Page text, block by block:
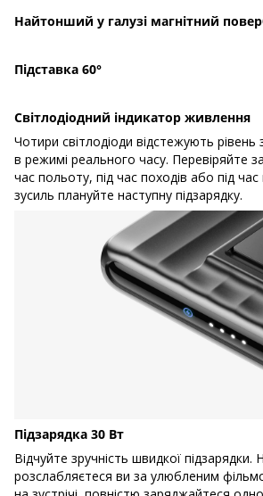
Найтонший у галузі магнітний
Підставка 60°
Світлодіодний індикатор живлення
Чотири світлодіоди відстежують
в режимі реального часу. Перевіряйте
час польоту, під час походів або під час
зусиль плануйте наступну підзарядку.
Підзарядка 30 Вт
Відчуйте зручність швидкої
розслабляєтеся ви за улюбленим